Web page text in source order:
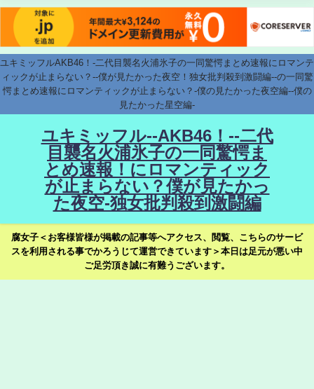
ユキミッフルAKB46！-二代目襲名火浦氷子の一同驚愕まとめ速報にロマンテ
ィックが止まらない？--僕が見たかった夜空！独女批判殺到激闘編--の一同驚
愕まとめ速報にロマンティックが止まらない？-僕の見たかった夜空編--僕の
見たかった星空編-
ユキミッフル--AKB46！--二代
目襲名火浦氷子の一同驚愕ま
とめ速報！にロマンティック
が止まらない？僕が見たかっ
た夜空-独女批判殺到激闘編
腐女子＜お客様皆様が掲載の記事等へアクセス、閲覧、こちらのサービ
スを利用される事でかろうじて運営できています＞本日は足元が悪い中
ご足労頂き誠に有難うございます。